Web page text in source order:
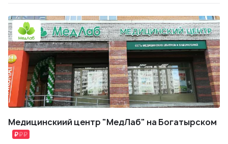
Медицинскиий центр "МедЛаб" на Богатырском